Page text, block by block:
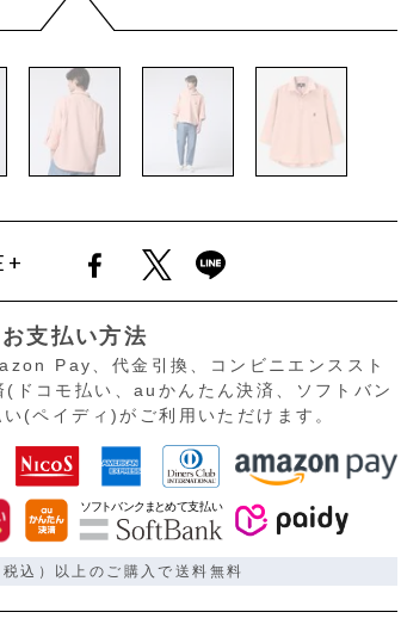
お支払い方法
Pay、代金引換、コンビニエンススト
ドコモ払い、auかんたん決済、ソフトバン
(ペイディ)がご利用いただけます。
込）以上のご購入で送料無料